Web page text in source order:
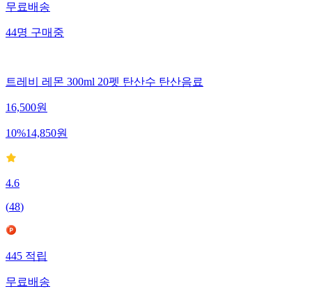
무료배송
44명 구매중
트레비 레몬 300ml 20펫 탄산수 탄산음료
16,500원
10%14,850원
4.6
(48)
445 적립
무료배송